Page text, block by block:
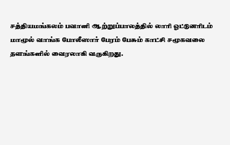
சத்தியமங்கலம் பவானி ஆற்றுப்பாலத்தில் லாரி ஓட்டுனரிடம்
மாமூல் வாங்க போலீஸார் பேரம் பேசும் காட்சி சமூகவலை
தளங்களில் வைரலாகி வருகிறது.